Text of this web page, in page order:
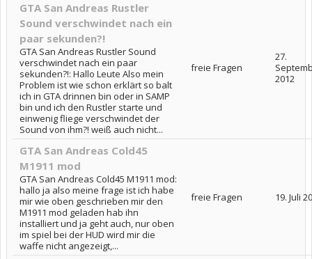
GTA San Andreas Rustler
Sound verschwindet nach ein
paar sekunden?!
GTA San Andreas Rustler Sound
verschwindet nach ein paar
sekunden?!: Hallo Leute Also mein
Problem ist wie schon erklärt so balt
ich in GTA drinnen bin oder in SAMP
bin und ich den Rustler starte und
einwenig fliege verschwindet der
Sound von ihm?! weiß auch nicht...
freie Fragen
27.
2012
GTA San Andreas Cold45
M1911 mod
GTA San Andreas Cold45 M1911 mod:
hallo ja also meine frage ist ich habe
mir wie oben geschrieben mir den
M1911 mod geladen hab ihn
installiert und ja geht auch, nur oben
im spiel bei der HUD wird mir die
waffe nicht angezeigt,...
freie Fragen 19. Juli